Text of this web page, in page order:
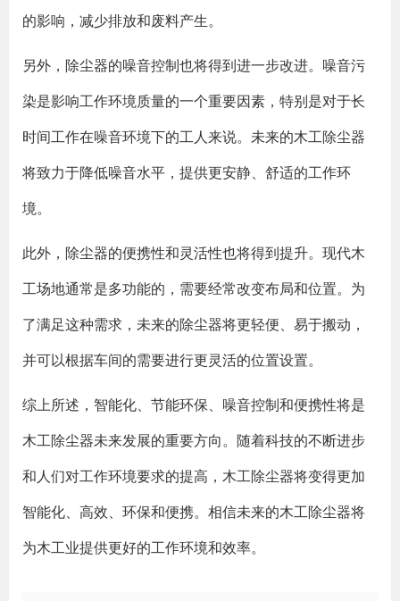
的影响，减少排放和废料产生。
另外，除尘器的噪音控制也将得到进一步改进。噪音污
染是影响工作环境质量的一个重要因素，特别是对于长
时间工作在噪音环境下的工人来说。未来的木工除尘器
将致力于降低噪音水平，提供更安静、舒适的工作环
境。
此外，除尘器的便携性和灵活性也将得到提升。现代木
工场地通常是多功能的，需要经常改变布局和位置。为
了满足这种需求，未来的除尘器将更轻便、易于搬动，
并可以根据车间的需要进行更灵活的位置设置。
综上所述，智能化、节能环保、噪音控制和便携性将是
木工除尘器未来发展的重要方向。随着科技的不断进步
和人们对工作环境要求的提高，木工除尘器将变得更加
智能化、高效、环保和便携。相信未来的木工除尘器将
为木工业提供更好的工作环境和效率。